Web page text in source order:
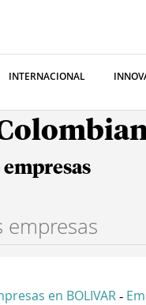
INTERNACIONAL
en BOLIVAR -